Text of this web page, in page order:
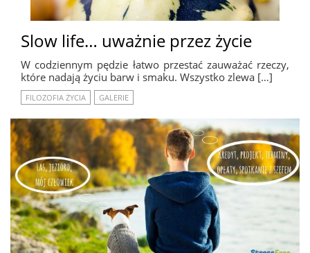
Slow life… uważnie przez życie
W codziennym pędzie łatwo przestać zauważać rzeczy,
które nadają życiu barw i smaku. Wszystko zlewa […]
FILOZOFIA ŻYCIA GALERIE